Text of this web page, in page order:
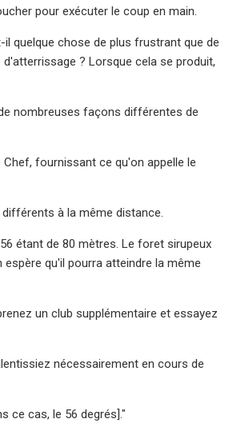
pour exécuter le coup en main.
quelque chose de plus frustrant que de
? Lorsque cela se produit,
nombreuses façons différentes de
fournissant ce qu'on appelle le
à la même distance.
étant de 80 mètres. Le foret sirupeux
qu'il pourra atteindre la même
un club supplémentaire et essayez
nécessairement en cours de
ce cas, le 56 degrés]."